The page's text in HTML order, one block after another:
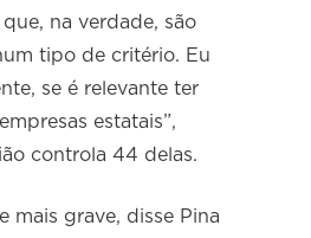
na verdade, são
tipo de critério. Eu
se é relevante ter
estatais”,
controla 44 delas.
mais grave, disse Pina